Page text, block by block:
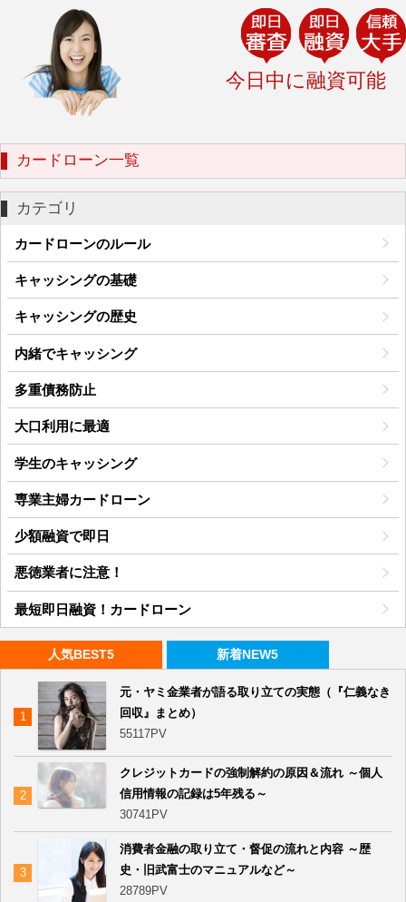
今日中に融資可能
カードローン一覧
カテゴリ
カードローンのルール
キャッシングの基礎
キャッシングの歴史
内緒でキャッシング
多重債務防止
大口利用に最適
学生のキャッシング
専業主婦カードローン
少額融資で即日
悪徳業者に注意！
最短即日融資！カードローン
人気BEST5 新着NEW5
元・ヤミ金業者が語る取り立ての実態（『仁義なき
回収』まとめ）
55117PV
クレジットカードの強制解約の原因＆流れ ～個人
信用情報の記録は5年残る～
30741PV
消費者金融の取り立て・督促の流れと内容 ～歴
史・旧武富士のマニュアルなど～
28789PV